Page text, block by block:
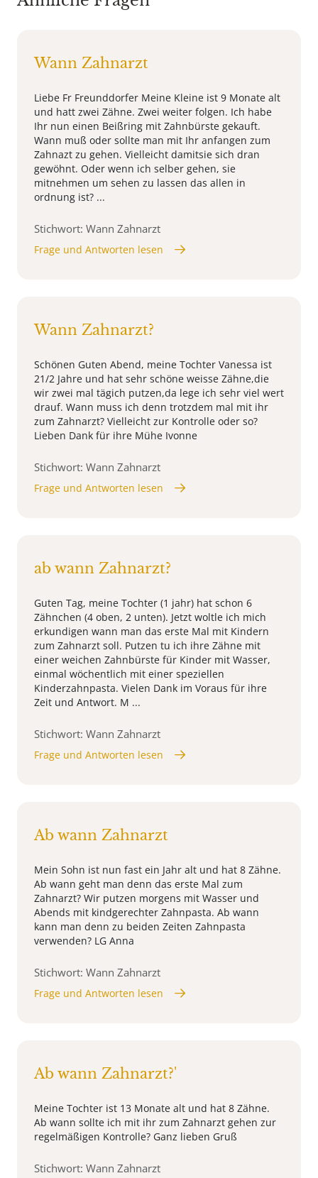
Wann Zahnarzt
Liebe Fr Freunddorfer Meine Kleine ist 9 Monate alt
und hatt zwei Zähne. Zwei weiter folgen. Ich habe
Ihr nun einen Beißring mit Zahnbürste gekauft.
Wann muß oder sollte man mit Ihr anfangen zum
Zahnazt zu gehen. Vielleicht damitsie sich dran
gewöhnt. Oder wenn ich selber gehen, sie
mitnehmen um sehen zu lassen das allen in
ordnung ist? ...
Stichwort: Wann Zahnarzt
Frage und Antworten lesen
Wann Zahnarzt?
Schönen Guten Abend, meine Tochter Vanessa ist
21/2 Jahre und hat sehr schöne weisse Zähne,die
wir zwei mal tägich putzen,da lege ich sehr viel wert
drauf. Wann muss ich denn trotzdem mal mit ihr
zum Zahnarzt? Vielleicht zur Kontrolle oder so?
Lieben Dank für ihre Mühe Ivonne
Stichwort: Wann Zahnarzt
Frage und Antworten lesen
ab wann Zahnarzt?
Guten Tag, meine Tochter (1 jahr) hat schon 6
Zähnchen (4 oben, 2 unten). Jetzt woltle ich mich
erkundigen wann man das erste Mal mit Kindern
zum Zahnarzt soll. Putzen tu ich ihre Zähne mit
einer weichen Zahnbürste für Kinder mit Wasser,
einmal wöchentlich mit einer speziellen
Kinderzahnpasta. Vielen Dank im Voraus für ihre
Zeit und Antwort. M ...
Stichwort: Wann Zahnarzt
Frage und Antworten lesen
Ab wann Zahnarzt
Mein Sohn ist nun fast ein Jahr alt und hat 8 Zähne.
Ab wann geht man denn das erste Mal zum
Zahnarzt? Wir putzen morgens mit Wasser und
Abends mit kindgerechter Zahnpasta. Ab wann
kann man denn zu beiden Zeiten Zahnpasta
verwenden? LG Anna
Stichwort: Wann Zahnarzt
Frage und Antworten lesen
Ab wann Zahnarzt?'
Meine Tochter ist 13 Monate alt und hat 8 Zähne.
Ab wann sollte ich mit ihr zum Zahnarzt gehen zur
regelmäßigen Kontrolle? Ganz lieben Gruß
Stichwort: Wann Zahnarzt